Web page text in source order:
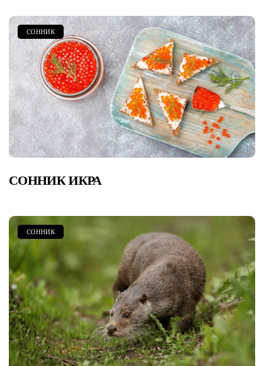
СОННИК
СОННИК ИКРА
СОННИК